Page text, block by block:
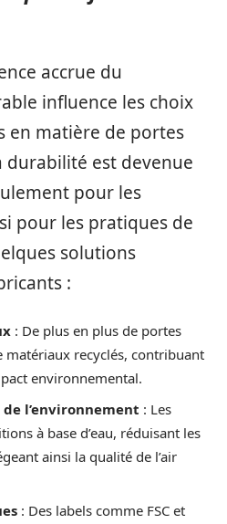
accrue du
influence les choix
en matière de portes
durabilité est devenue
pour les
pour les pratiques de
solutions
:
: De plus en plus de portes
recyclés, contribuant
environnemental.
l’environnement : Les
à base d’eau, réduisant les
ainsi la qualité de l’air
: Des labels comme FSC et